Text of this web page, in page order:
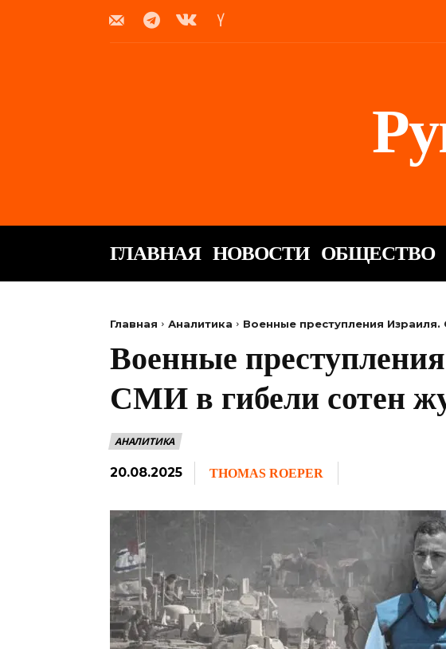
ГЛАВНАЯ НОВОСТИ ОБЩЕСТВО
Главная Аналитика Военные преступления
Военные
СМИ в гибели сотен
АНАЛИТИКА
20.08.2025 THOMAS ROEPER